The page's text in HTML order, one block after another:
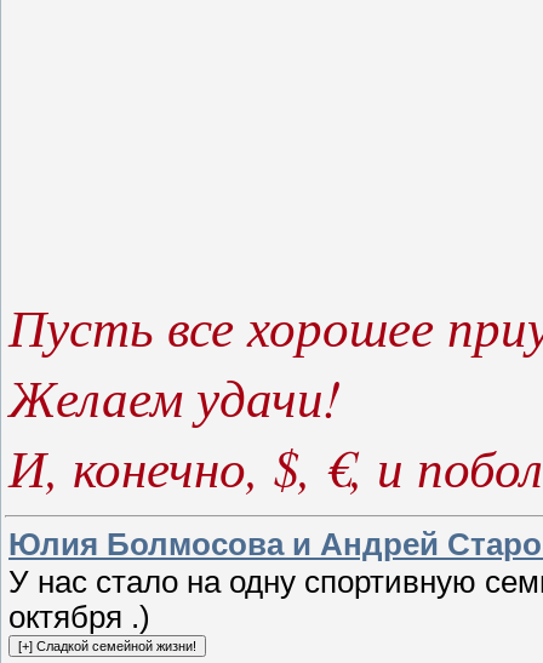
Пусть все хорошее
Желаем удачи!
И, конечно, $, €, и
Юлия Болмосова и Андрей
У нас стало на одну спортивную
октября .)